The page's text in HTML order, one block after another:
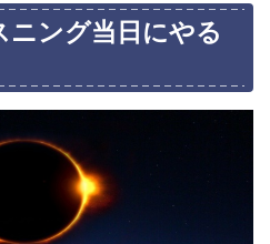
ニング当日にやる